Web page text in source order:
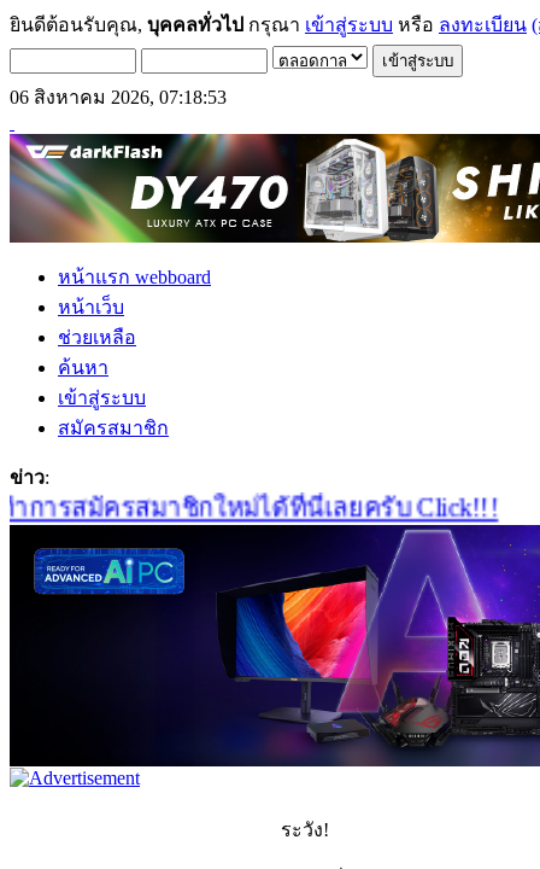
ยินดีต้อนรับคุณ, บุคคลทั่วไป กรุณา เข้าสู่ระบบ หรือ ลงทะเบียน
06 สิงหาคม 2026, 07:18:53
หน้าแรก webboard
หน้าเว็บ
ช่วยเหลือ
ค้นหา
เข้าสู่ระบบ
สมัครสมาชิก
ข่าว:
ารสมัครสมาชิกใหม่ได้ที่นี่เลยครับ Click!!!
ระวัง!